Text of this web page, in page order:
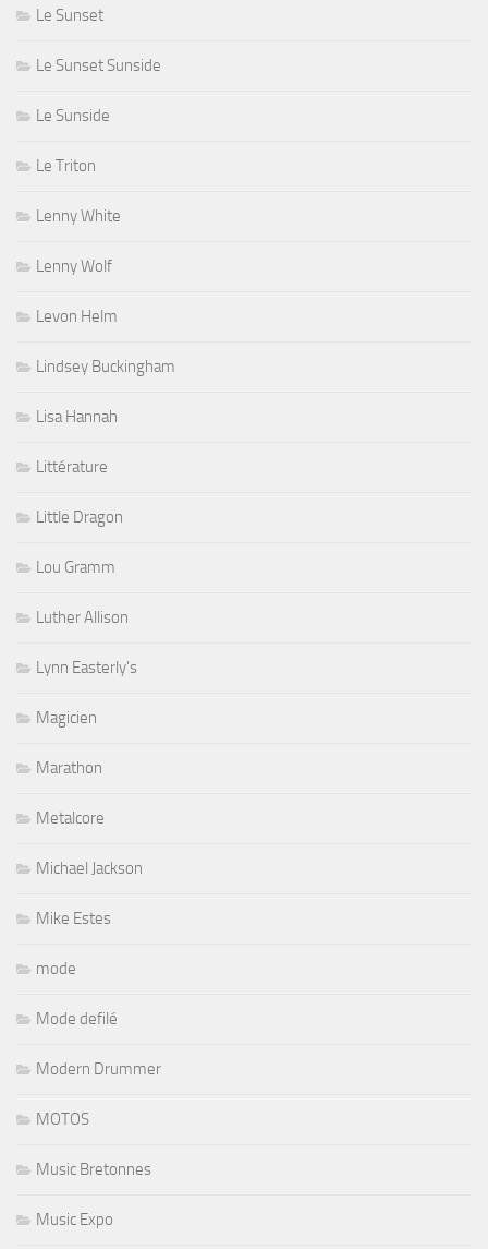
Le Sunset
Le Sunset Sunside
Le Sunside
Le Triton
Lenny White
Lenny Wolf
Levon Helm
Lindsey Buckingham
Lisa Hannah
Littérature
Little Dragon
Lou Gramm
Luther Allison
Lynn Easterly's
Magicien
Marathon
Metalcore
Michael Jackson
Mike Estes
mode
Mode defilé
Modern Drummer
MOTOS
Music Bretonnes
Music Expo